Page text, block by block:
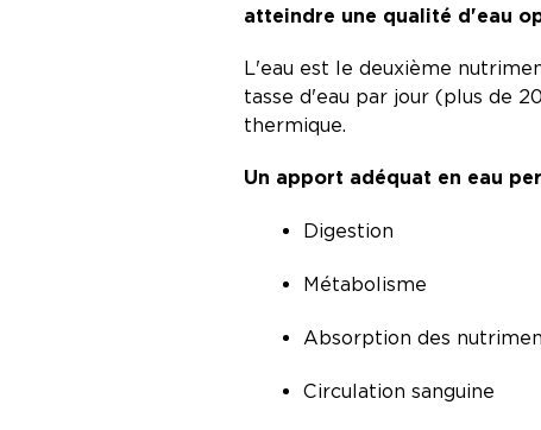
atteindre une qualité d'eau
L'eau est le deuxième
tasse d'eau par jour (plus de
thermique.
Un apport adéquat en eau
Digestion
Métabolisme
Absorption des
Circulation sanguine